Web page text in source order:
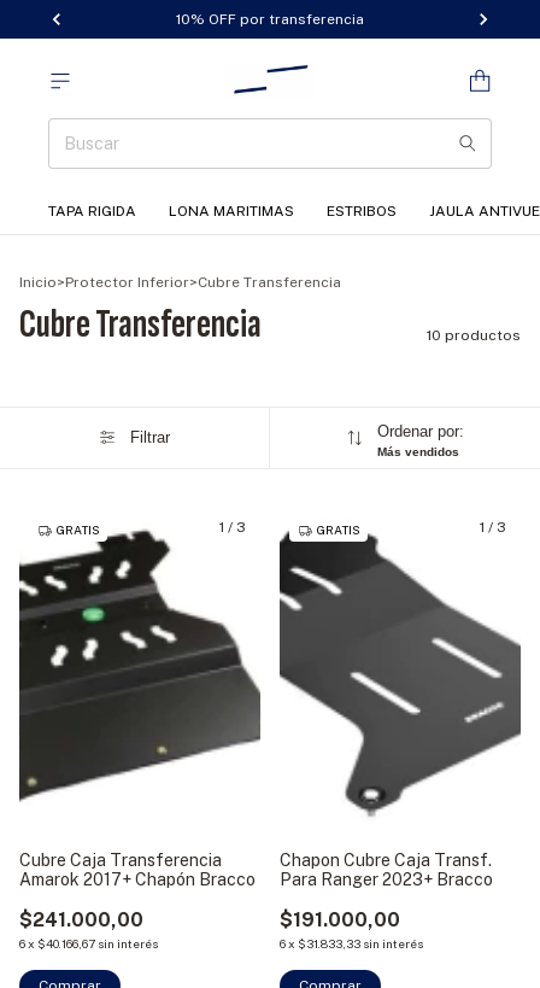
10% OFF por transferencia
TAPA RIGIDA LONA MARITIMAS ESTRIBOS JAULA
Inicio>Protector Inferior>Cubre Transferencia
Cubre Transferencia 10 productos
Filtrar Ordenar por:
Más vendidos
1 / 3
GRATIS
Cubre Caja Transferencia
Amarok 2017+ Chapón Bracco
$241.000,00
6x $40.166,67 sin interés
1 / 3
GRATIS
Chapon Cubre Caja Transf.
Para Ranger 2023+ Bracco
$191.000,00
6x $31.833,33 sin interés